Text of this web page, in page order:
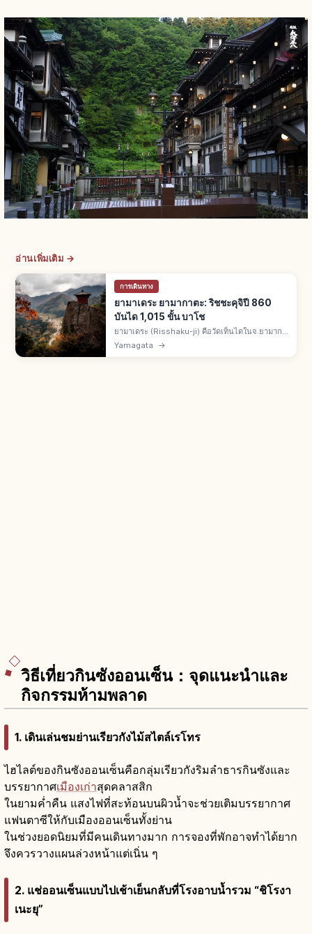
อ่านเพิ่มเติม →
การเดินทาง
ยามาเดระ ยามากาตะ: ริชชะคุจิปี 860
บันได 1,015 ขั้น บาโช
ยามาเดระ (Risshaku-ji) คือวัดเท็นไดในจ.ยามากา
ตะ สร้างปี 860 โดยจิกาคุไดชิ เอ็นนิน บันไดหิน
1,015 ขั้นขึ้นวัดบนภูเขา มัตสึโอะ บาโชแต่งไฮกุที่นี่
Yamagata →
วิธีเที่ยวกินซังออนเซ็น：จุดแนะนำและ
กิจกรรมห้ามพลาด
1. เดินเล่นชมย่านเรียวกังไม้สไตล์เรโทร
ไฮไลต์ของกินซังออนเซ็นคือกลุ่มเรียวกังริมลำธารกินซังและ
บรรยากาศเมืองเก่าสุดคลาสสิก
ในยามค่ำคืน แสงไฟที่สะท้อนบนผิวน้ำจะช่วยเติมบรรยากาศ
แฟนตาซีให้กับเมืองออนเซ็นทั้งย่าน
ในช่วงยอดนิยมที่มีคนเดินทางมาก การจองที่พักอาจทำได้ยาก
จึงควรวางแผนล่วงหน้าแต่เนิ่น ๆ
2. แช่ออนเซ็นแบบไปเช้าเย็นกลับที่โรงอาบน้ำรวม “ชิโรงา
เนะยุ”